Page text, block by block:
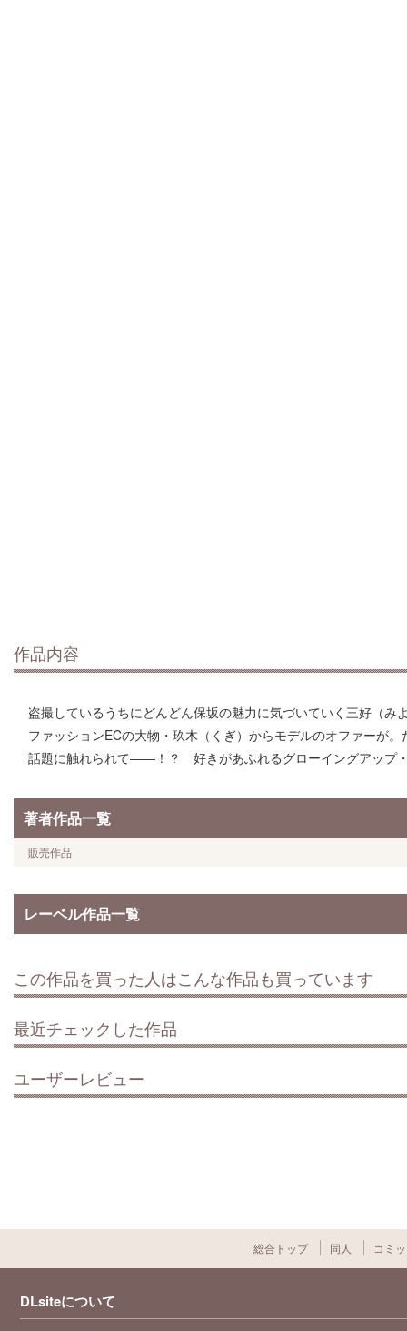
作品内容
盗撮しているうちにどんどん保坂の魅力に気づいていく三好（
ファッションECの大物・玖木（くぎ）からモデルのオファーが
話題に触れられて――！？ 好きがあふれるグローイングアップ
著者作品一覧
販売作品
レーベル作品一覧
この作品を買った人はこんな作品も買っています
最近チェックした作品
ユーザーレビュー
総合トップ 同人 コミ
DLsiteについて